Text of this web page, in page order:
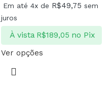
Em até 4x de R$49,75 sem
juros
À vista R$189,05 no Pix
Ver opções